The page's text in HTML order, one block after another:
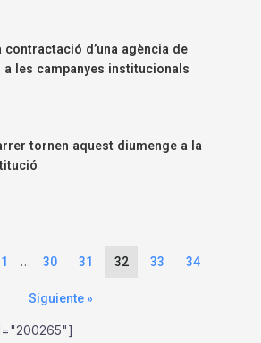
d’una agència de
les campanyes institucionals
tornen aquest diumenge a la
1 … 30 31 32 33 34
Siguiente »